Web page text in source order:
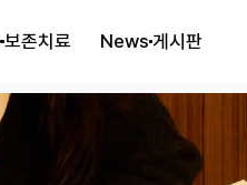
보존치료 News 게시판